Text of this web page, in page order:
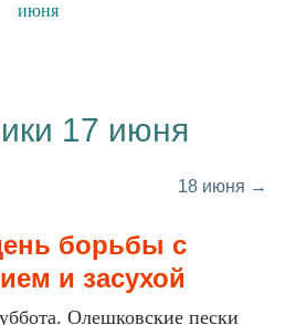
июня
17 июня
18 июня →
борьбы с
и засухой
Олешковские пески